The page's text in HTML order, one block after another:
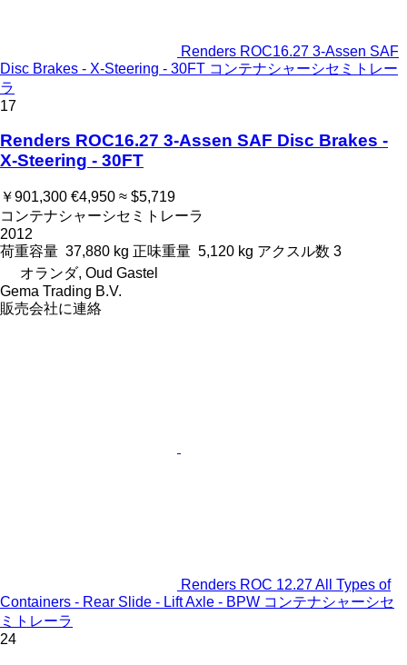
Renders ROC16.27 3-Assen SAF
Disc Brakes - X-Steering - 30FT コンテナシャーシセミトレー
ラ
17
Renders ROC16.27 3-Assen SAF Disc Brakes -
X-Steering - 30FT
￥901,300 €4,950 ≈ $5,719
コンテナシャーシセミトレーラ
2012
荷重容量 37,880 kg 正味重量 5,120 kg アクスル数 3
オランダ, Oud Gastel
Gema Trading B.V.
販売会社に連絡
Renders ROC 12.27 All Types of
Containers - Rear Slide - Lift Axle - BPW コンテナシャーシセ
ミトレーラ
24